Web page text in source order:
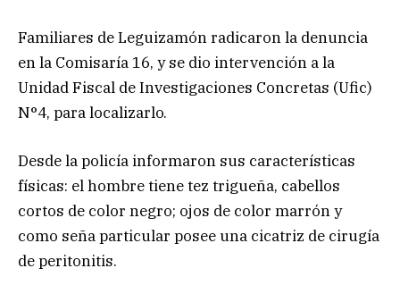
Familiares de Leguizamón radicaron la denuncia
en la Comisaría 16, y se dio intervención a la
Unidad Fiscal de Investigaciones Concretas (Ufic)
N°4, para localizarlo.
Desde la policía informaron sus características
físicas: el hombre tiene tez trigueña, cabellos
cortos de color negro; ojos de color marrón y
como seña particular posee una cicatriz de cirugía
de peritonitis.